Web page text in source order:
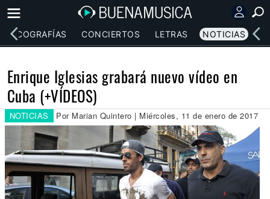
DISCOGRAFÍAS CONCIERTOS LETRAS NOTICIAS
Enrique Iglesias grabará nuevo vídeo en
Cuba (+VÍDEOS)
NOTICIAS Por Marian Quintero | Miércoles, 11 de enero de 2017